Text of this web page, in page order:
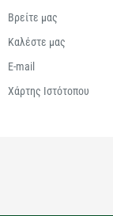
Βρείτε μας
Καλέστε μας
E-mail
Χάρτης Ιστότοπου